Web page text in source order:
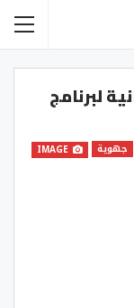
لبرنامج
جهوية